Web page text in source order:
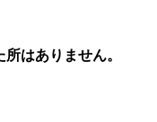
はありません。